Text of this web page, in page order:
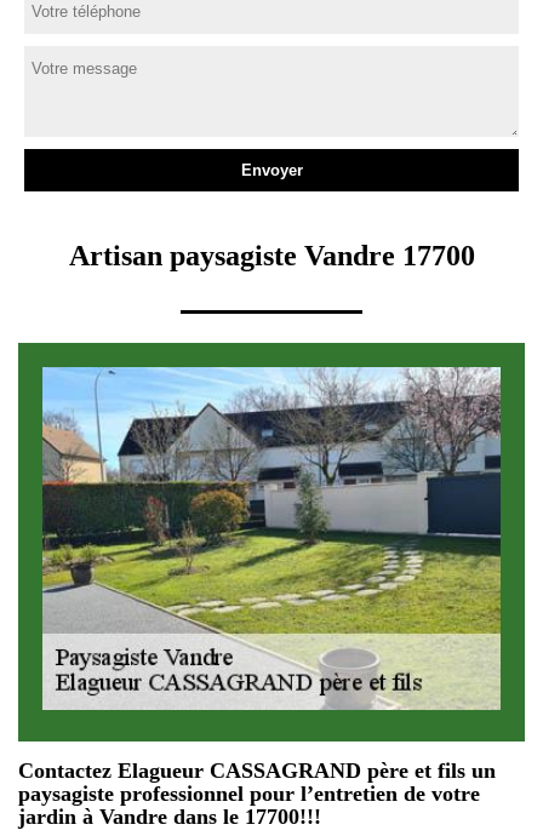
Artisan paysagiste Vandre 17700
Contactez Elagueur CASSAGRAND père et fils un
paysagiste professionnel pour l’entretien de votre
jardin à Vandre dans le 17700!!!